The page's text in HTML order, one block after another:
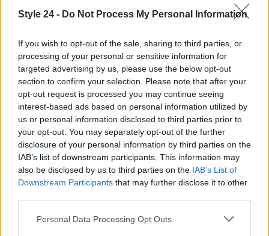
Style 24 - Do Not Process My Personal Information
If you wish to opt-out of the sale, sharing to third parties, or
processing of your personal or sensitive information for
targeted advertising by us, please use the below opt-out
section to confirm your selection. Please note that after your
opt-out request is processed you may continue seeing
interest-based ads based on personal information utilized by
us or personal information disclosed to third parties prior to
your opt-out. You may separately opt-out of the further
disclosure of your personal information by third parties on the
IAB’s list of downstream participants. This information may
also be disclosed by us to third parties on the IAB’s List of
Downstream Participants that may further disclose it to other
Please note that this website/app uses one or more Google
Personal Data Processing Opt Outs